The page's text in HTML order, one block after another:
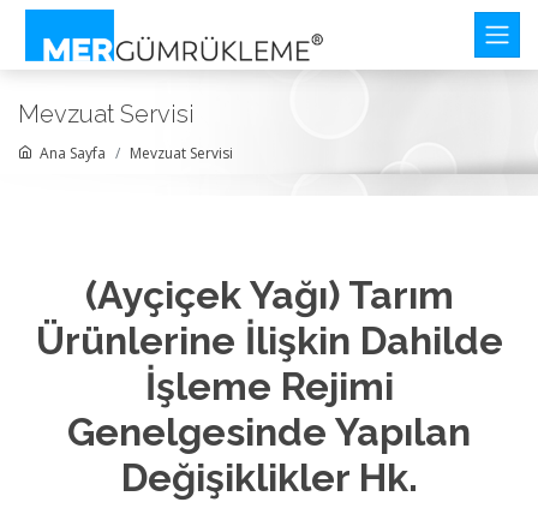
Mevzuat Servisi
Ana Sayfa Mevzuat Servisi
(Ayçiçek Yağı) Tarım
Ürünlerine İlişkin Dahilde
İşleme Rejimi
Genelgesinde Yapılan
Değişiklikler Hk.